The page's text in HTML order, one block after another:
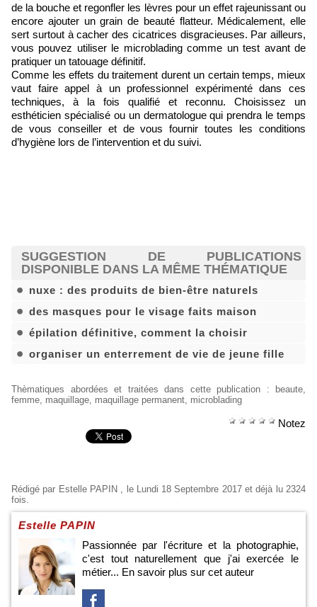
de la bouche et regonfler les lèvres pour un effet rajeunissant ou
encore ajouter un grain de beauté flatteur. Médicalement, elle
sert surtout à cacher des cicatrices disgracieuses. Par ailleurs,
vous pouvez utiliser le microblading comme un test avant de
pratiquer un tatouage définitif.
Comme les effets du traitement durent un certain temps, mieux
vaut faire appel à un professionnel expérimenté dans ces
techniques, à la fois qualifié et reconnu. Choisissez un
esthéticien spécialisé ou un dermatologue qui prendra le temps
de vous conseiller et de vous fournir toutes les conditions
d’hygiène lors de l’intervention et du suivi.
SUGGESTION DE PUBLICATIONS
DISPONIBLE DANS LA MÊME THÉMATIQUE
nuxe : des produits de bien-être naturels
des masques pour le visage faits maison
épilation définitive, comment la choisir
organiser un enterrement de vie de jeune fille
Thèmatiques abordées et traitées dans cette publication : beaute
femme maquillage maquillage permanent microblading
Notez
Rédigé par Estelle PAPIN
, le Lundi 18 Septembre 2017 et déjà lu 2324
fois.
Estelle PAPIN
Passionnée par l'écriture et la photographie,
c'est tout naturellement que j'ai exercée le
métier... En savoir plus sur cet auteur